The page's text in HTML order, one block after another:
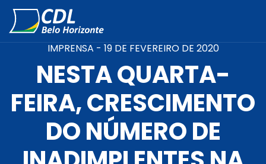
IMPRENSA - 19 DE FEVEREIRO DE 2020
NESTA QUARTA-
FEIRA, CRESCIMENTO
DO NÚMERO DE